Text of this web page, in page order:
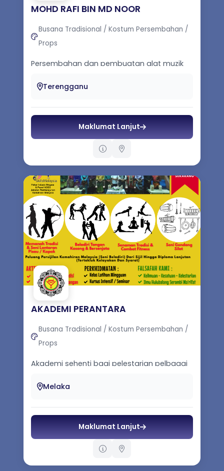
MOHD RAFI BIN MD NOOR
Busana Tradisional / Kostum Persembahan /
Props
Persembahan dan pembuatan alat muzik
kostum tradisional-dikir barat, makyong, s...
Terengganu
Maklumat Lanjut
AKADEMI PERANTARA
Busana Tradisional / Kostum Persembahan /
Props
Akademi sehenti bagi pelestarian pelbagai
penganjuran aktiviti galeri pamera...
Melaka
Maklumat Lanjut